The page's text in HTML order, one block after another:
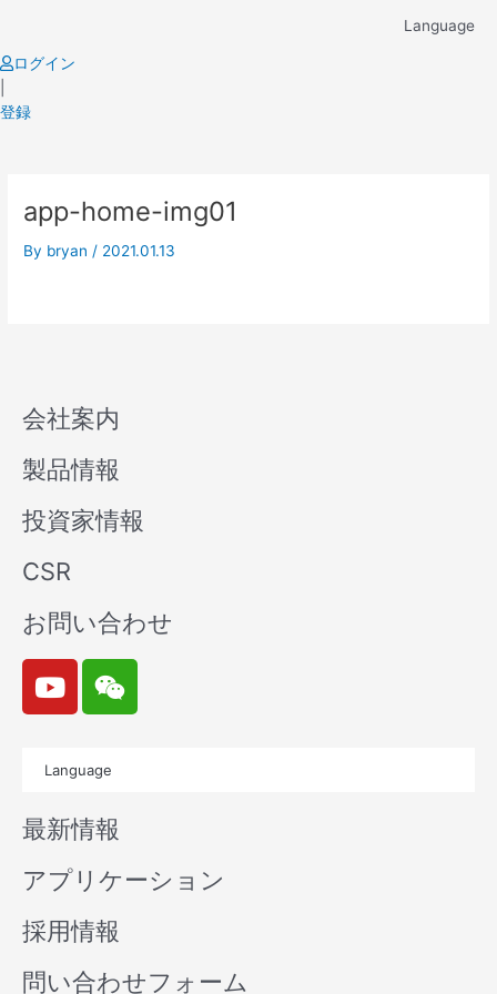
content
Language
ログイン
登録
app-home-img01
By bryan / 2021.01.13
会社案内
製品情報
投資家情報
CSR
お問い合わせ
Y
o
u
b
e
W
e
i
n
Language
最新情報
アプリケーション
採用情報
問い合わせフォーム